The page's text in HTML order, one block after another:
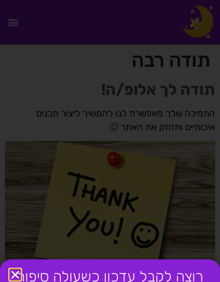
תודה רבה
תודה לך אלופ/ה!
התמיכה שלך מאפשרת לנו להמשיך ליצור תכנים
איכותיים ותחזק את האתר 🙂
רוצה לקבל עדכון כשעולה סיפור